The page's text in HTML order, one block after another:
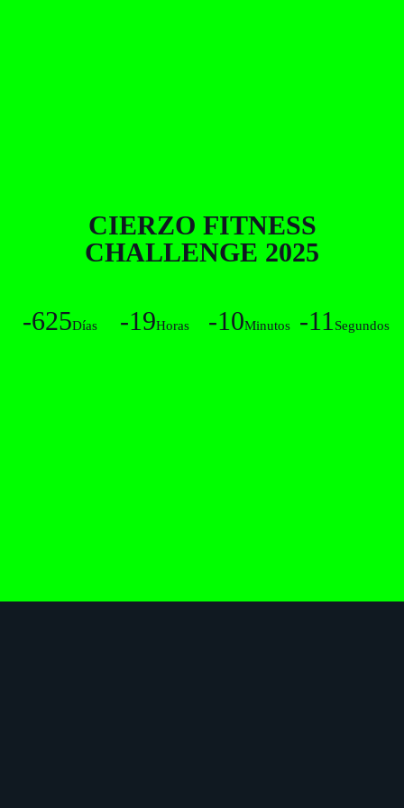
CIERZO FITNESS
CHALLENGE 2025
-625Días -19Horas -10Minutos -11 Segundos